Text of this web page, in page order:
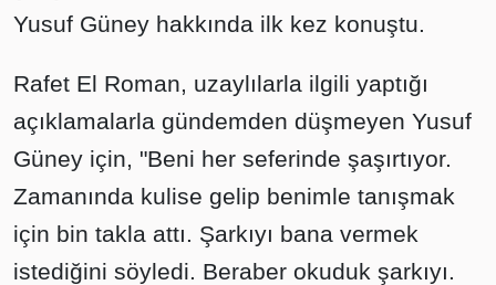
Yusuf Güney hakkında ilk kez konuştu.
Rafet El Roman, uzaylılarla ilgili yaptığı
açıklamalarla gündemden düşmeyen Yusuf
Güney için, "Beni her seferinde şaşırtıyor.
Zamanında kulise gelip benimle tanışmak
için bin takla attı. Şarkıyı bana vermek
istediğini söyledi. Beraber okuduk şarkıyı.